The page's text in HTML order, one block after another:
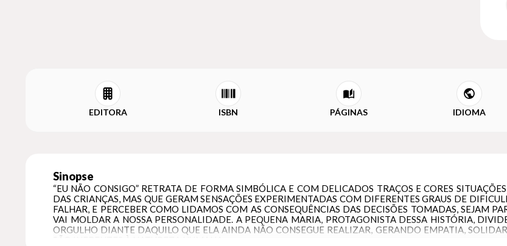
EDITORA ISBN PÁGINAS IDIOMA
Sinopse
“EU NÃO CONSIGO” RETRATA DE FORMA SIMBÓLICA E COM DELICADOS TRAÇOS E CORES
DAS CRIANÇAS, MAS QUE GERAM SENSAÇÕES EXPERIMENTADAS COM DIFERENTES GRAUS DE
FALHAR, E PERCEBER COMO LIDAMOS COM AS CONSEQUÊNCIAS DAS DECISÕES TOMADAS, SEJAM
VAI MOLDAR A NOSSA PERSONALIDADE. A PEQUENA MARIA, PROTAGONISTA DESSA HISTÓRIA,
ORGULHO DIANTE DAQUILO QUE ELA AINDA NÃO CONSEGUE REALIZAR, GERANDO EMPATIA,
SÃO INERENTES À NATUREZA HUMANA.